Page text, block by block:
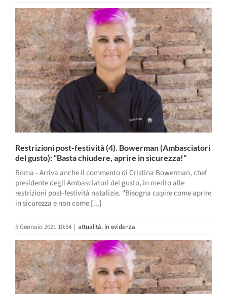
Restrizioni post-festività (4). Bowerman (Ambasciatori
del gusto): “Basta chiudere, aprire in sicurezza!”
Roma - Arriva anche il commento di Cristina Bowerman, chef
presidente degli Ambasciatori del gusto, in merito alle
restrizioni post-festività natalizie. "Bisogna capire come aprire
in sicurezza e non come [...]
5 Gennaio 2021 10:54 | attualità, in evidenza